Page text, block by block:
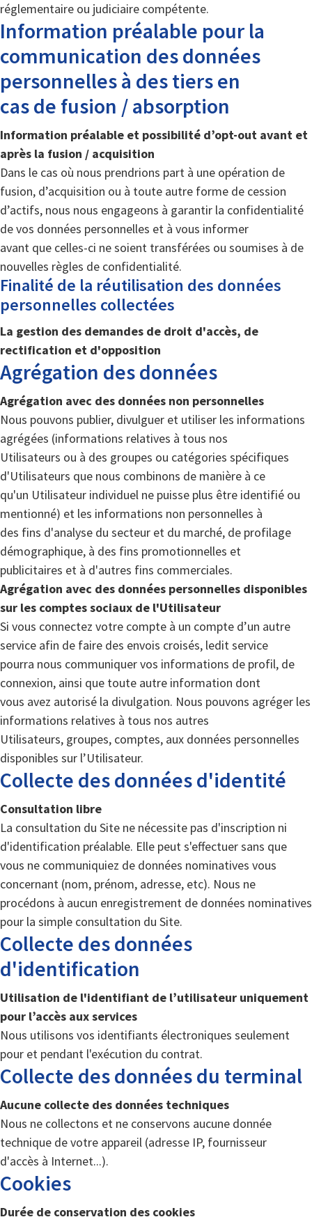
réglementaire ou judiciaire compétente.
Information préalable pour la
communication des données
personnelles à des tiers en
cas de fusion / absorption
Information préalable et possibilité d’opt-out avant et
après la fusion / acquisition
Dans le cas où nous prendrions part à une opération de
fusion, d’acquisition ou à toute autre forme de cession
d’actifs, nous nous engageons à garantir la confidentialité
de vos données personnelles et à vous informer
avant que celles-ci ne soient transférées ou soumises à de
nouvelles règles de confidentialité.
Finalité de la réutilisation des données
personnelles collectées
La gestion des demandes de droit d'accès, de
rectification et d'opposition
Agrégation des données
Agrégation avec des données non personnelles
Nous pouvons publier, divulguer et utiliser les informations
agrégées (informations relatives à tous nos
Utilisateurs ou à des groupes ou catégories spécifiques
d'Utilisateurs que nous combinons de manière à ce
qu'un Utilisateur individuel ne puisse plus être identifié ou
mentionné) et les informations non personnelles à
des fins d'analyse du secteur et du marché, de profilage
démographique, à des fins promotionnelles et
publicitaires et à d'autres fins commerciales.
Agrégation avec des données personnelles disponibles
sur les comptes sociaux de l'Utilisateur
Si vous connectez votre compte à un compte d’un autre
service afin de faire des envois croisés, ledit service
pourra nous communiquer vos informations de profil, de
connexion, ainsi que toute autre information dont
vous avez autorisé la divulgation. Nous pouvons agréger les
informations relatives à tous nos autres
Utilisateurs, groupes, comptes, aux données personnelles
disponibles sur l’Utilisateur.
Collecte des données d'identité
Consultation libre
La consultation du Site ne nécessite pas d'inscription ni
d'identification préalable. Elle peut s'effectuer sans que
vous ne communiquiez de données nominatives vous
concernant (nom, prénom, adresse, etc). Nous ne
procédons à aucun enregistrement de données nominatives
pour la simple consultation du Site.
Collecte des données
d'identification
Utilisation de l'identifiant de l’utilisateur uniquement
pour l’accès aux services
Nous utilisons vos identifiants électroniques seulement
pour et pendant l'exécution du contrat.
Collecte des données du terminal
Aucune collecte des données techniques
Nous ne collectons et ne conservons aucune donnée
technique de votre appareil (adresse IP, fournisseur
d'accès à Internet...).
Cookies
Durée de conservation des cookies